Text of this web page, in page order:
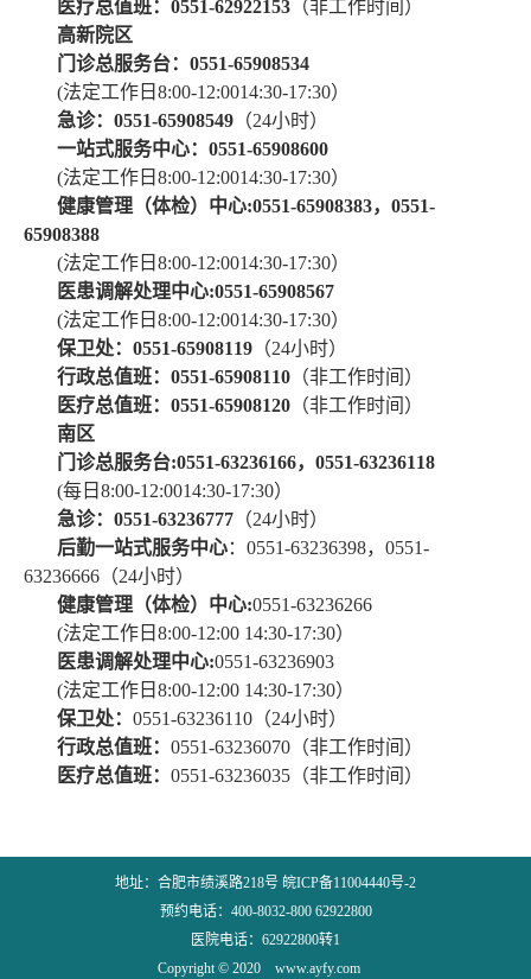
医疗总值班：0551-62922153 （非工作时间）
高新院区
门诊总服务台：0551-65908534
(法定工作日8:00-12:0014:30-17:30）
急诊：0551-65908549 （24小时）
一站式服务中心：0551-65908600
(法定工作日8:00-12:0014:30-17:30）
健康管理（体检）中心:0551-65908383，0551-
65908388
(法定工作日8:00-12:0014:30-17:30）
医患调解处理中心:0551-65908567
(法定工作日8:00-12:0014:30-17:30）
保卫处：0551-65908119 （24小时）
行政总值班：0551-65908110 （非工作时间）
医疗总值班：0551-65908120 （非工作时间）
南区
门诊总服务台:0551-63236166，0551-63236118
(每日8:00-12:0014:30-17:30）
急诊：0551-63236777 （24小时）
后勤一站式服务中心：0551-63236398，0551-
63236666（24小时）
健康管理（体检）中心:0551-63236266
(法定工作日8:00-12:00 14:30-17:30）
医患调解处理中心:0551-63236903
(法定工作日8:00-12:00 14:30-17:30）
保卫处： 0551-63236110（24小时）
行政总值班： 0551-63236070（非工作时间）
医疗总值班： 0551-63236035（非工作时间）
地址：合肥市绩溪路218号 皖ICP备11004440号-2
预约电话：400-8032-800 62922800
医院电话：62922800转1
Copyright © 2020 www.ayfy.com